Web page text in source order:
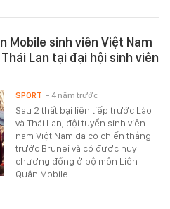
Mobile sinh viên Việt Nam
Lan tại đại hội sinh viên
Sau 2 thất bại liên tiếp trước Lào
và Thái Lan, đội tuyển sinh viên
nam Việt Nam đã có chiến thắng
trước Brunei và có được huy
chương đồng ở bộ môn Liên
Quân Mobile.
SPORT - 4 năm trước